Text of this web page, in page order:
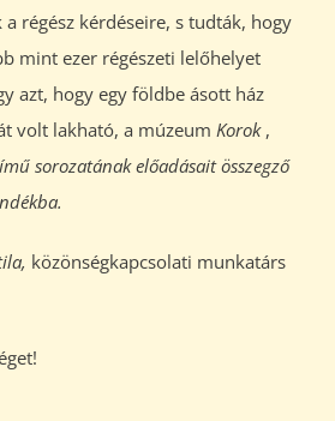
régész kérdéseire, s tudták, hogy
mint ezer régészeti lelőhelyet
azt, hogy egy földbe ásott ház
volt lakható, a múzeum Korok ,
sorozatának előadásait összegző
közönségkapcsolati munkatárs